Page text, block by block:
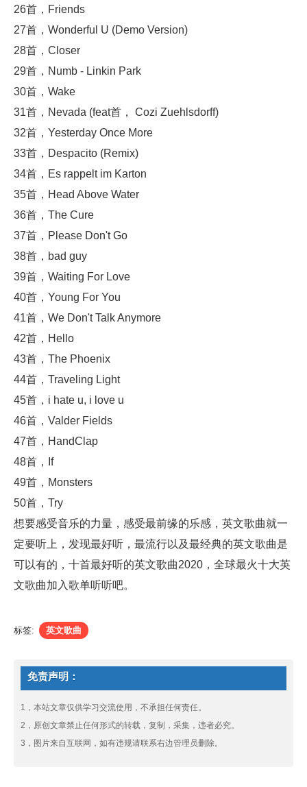
26首，Friends
27首，Wonderful U (Demo Version)
28首，Closer
29首，Numb - Linkin Park
30首，Wake
31首，Nevada (feat首， Cozi Zuehlsdorff)
32首，Yesterday Once More
33首，Despacito (Remix)
34首，Es rappelt im Karton
35首，Head Above Water
36首，The Cure
37首，Please Don't Go
38首，bad guy
39首，Waiting For Love
40首，Young For You
41首，We Don't Talk Anymore
42首，Hello
43首，The Phoenix
44首，Traveling Light
45首，i hate u, i love u
46首，Valder Fields
47首，HandClap
48首，If
49首，Monsters
50首，Try
想要感受音乐的力量，感受最前缘的乐感，英文歌曲就一
定要听上，发现最好听，最流行以及最经典的英文歌曲是
可以有的，十首最好听的英文歌曲2020，全球最火十大英
文歌曲加入歌单听听吧。
标签: 英文歌曲
免责声明：
1，本站文章仅供学习交流使用，不承担任何责任。
2，原创文章禁止任何形式的转载，复制，采集，违者必究。
3，图片来自互联网，如有违规请联系右边管理员删除。